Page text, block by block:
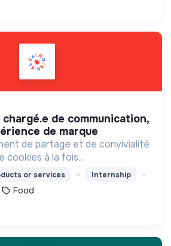
de marque
de partage et de convivialité
cookies à la fois
sains (bio, faible en gluten & IG
!
or services Internship
Food